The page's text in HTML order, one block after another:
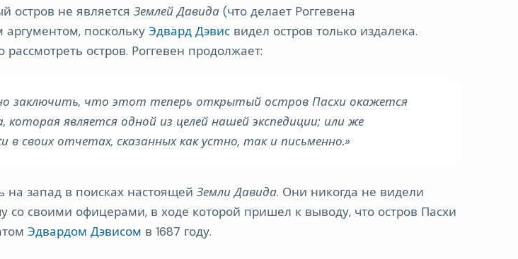
остров не является Землей Давида (что делает Роггевена
поскольку Эдвард Дэвис видел остров только издалека.
остров. Роггевен продолжает:
заключить, что этот теперь открытый остров Пасхи окажется
является одной из целей нашей экспедиции; или же
своих отчетах, сказанных как устно, так и письменно.
на запад в поисках настоящей Земли Давида. Они никогда не видели
со своими офицерами, в ходе которой пришел к выводу, что остров Пасхи
Эдвардом Дэвисом в 1687 году.